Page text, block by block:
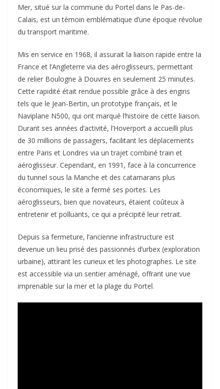
Mer, situé sur la commune du Portel dans le Pas-de-
Calais, est un témoin emblématique d’une époque révolue
du transport maritime.
Mis en service en 1968, il assurait la liaison rapide entre la
France et l’Angleterre via des aéroglisseurs, permettant
de relier Boulogne à Douvres en seulement 25 minutes.
Cette rapidité était rendue possible grâce à des engins
tels que le Jean-Bertin, un prototype français, et le
Naviplane N500, qui ont marqué l’histoire de cette liaison.
Durant ses années d’activité, l’Hoverport a accueilli plus
de 30 millions de passagers, facilitant les déplacements
entre Paris et Londres via un trajet combiné train et
aéroglisseur. Cependant, en 1991, face à la concurrence
du tunnel sous la Manche et des catamarans plus
économiques, le site a fermé ses portes. Les
aéroglisseurs, bien que novateurs, étaient coûteux à
entretenir et polluants, ce qui a précipité leur retrait.
Depuis sa fermeture, l’ancienne infrastructure est
devenue un lieu prisé des passionnés d’urbex (exploration
urbaine), attirant les curieux et les photographes. Le site
est accessible via un sentier aménagé, offrant une vue
imprenable sur la mer et la plage du Portel.